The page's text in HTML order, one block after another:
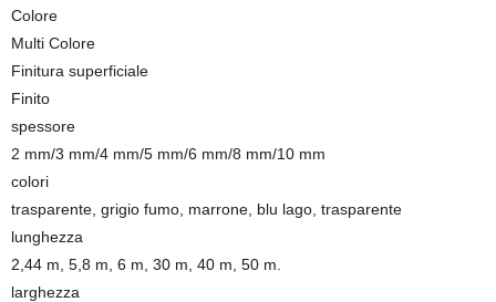
Colore
Multi Colore
Finitura superficiale
Finito
spessore
2 mm/3 mm/4 mm/5 mm/6 mm/8 mm/10 mm
colori
trasparente, grigio fumo, marrone, blu lago, trasparente
lunghezza
2,44 m, 5,8 m, 6 m, 30 m, 40 m, 50 m.
larghezza